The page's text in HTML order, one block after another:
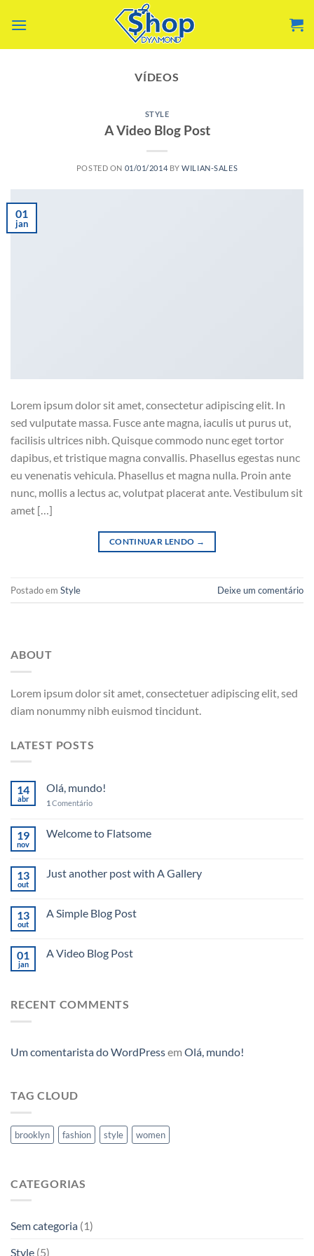
VÍDEOS
STYLE
A Video Blog Post
POSTED ON 01/01/2014 BYWILIAN-SALES
01
jan
Lorem ipsum dolor sit amet, consectetur adipiscing elit. In
sed vulputate massa. Fusce ante magna, iaculis ut purus ut,
facilisis ultrices nibh. Quisque commodo nunc eget tortor
dapibus, et tristique magna convallis. Phasellus egestas nunc
eu venenatis vehicula. Phasellus et magna nulla. Proin ante
nunc, mollis a lectus ac, volutpat placerat ante. Vestibulum sit
amet […]
CONTINUAR LENDO →
Postado em Style Deixe um comentário
ABOUT
Lorem ipsum dolor sit amet, consectetuer adipiscing elit, sed
diam nonummy nibh euismod tincidunt.
LATEST POSTS
14
abr
Olá, mundo!
1 Comentário
19
nov
Welcome to Flatsome
13
out
Just another post with A Gallery
13
out
A Simple Blog Post
01
jan
A Video Blog Post
RECENT COMMENTS
Um comentarista do WordPressem Olá, mundo!
TAG CLOUD
brooklyn fashion style women
CATEGORIAS
Sem categoria (1)
Style (5)